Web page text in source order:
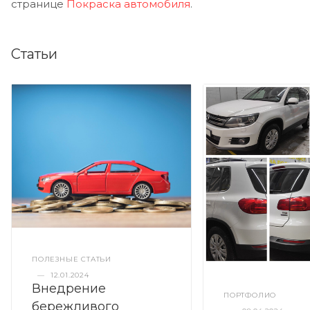
странице Покраска автомобиля.
Статьи
ПОЛЕЗНЫЕ СТАТЬИ
—
12.01.2024
Внедрение
бережливого
ПОРТФОЛИО